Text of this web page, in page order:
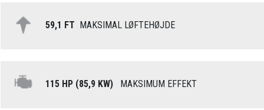
59,1 FT MAKSIMAL LØFTEHØJDE
115 HP (85,9 KW) MAKSIMUM EFFEKT